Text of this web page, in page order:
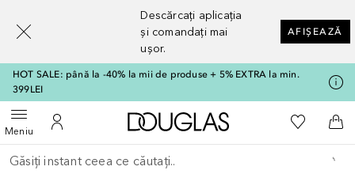
Descărcați aplicația
și comandați mai
ușor.
AFIȘEAZĂ
HOT SALE: până la -40% la mii de produse + 5% EXTRA la min.
399LEI
MeniuDeschide meniulCătre Contul meu
Către pagina principală
Către
Înapoi
Executați căutarea